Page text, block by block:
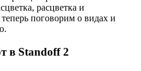
расцветка и
поговорим о видах и
в Standoff 2